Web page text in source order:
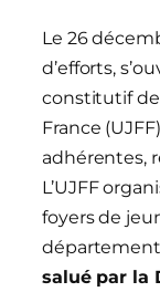
Le 26
d’efforts,
constitutif de
France
adhérentes,
L’UJFF
foyers de
département
salué par la